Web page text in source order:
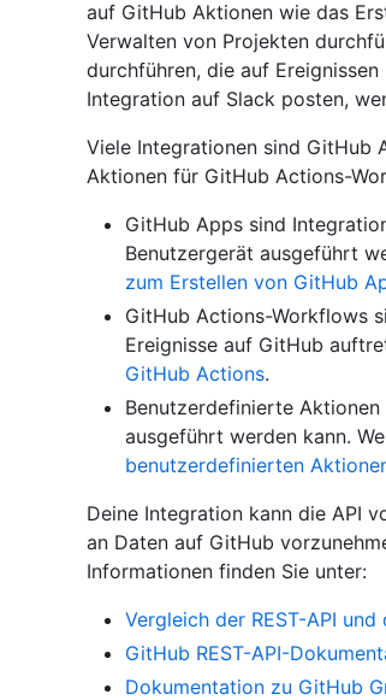
auf GitHub Aktionen wie das
Verwalten von Projekten
durchführen, die auf
Integration auf Slack posten,
Viele Integrationen sind GitHub
Aktionen für GitHub Actions-
GitHub Apps sind
Benutzergerät ausgeführt
zum Erstellen von GitHub
GitHub Actions-Workflows
Ereignisse auf GitHub
GitHub Actions.
Benutzerdefinierte
ausgeführt werden kann.
benutzerdefinierten
Deine Integration kann die API
an Daten auf GitHub
Informationen finden Sie unter:
Vergleich der REST-API
GitHub REST-API-
Dokumentation zu GitHub